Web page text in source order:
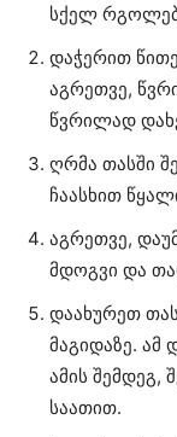
სქელ
დაჭერით
აგრეთვე,
წვრილად
ღრმა თასში
ჩაასხით
აგრეთვე,
მდოგვი და
დაახურეთ
მაგიდაზე.
ამის შემდეგ,
საათით.